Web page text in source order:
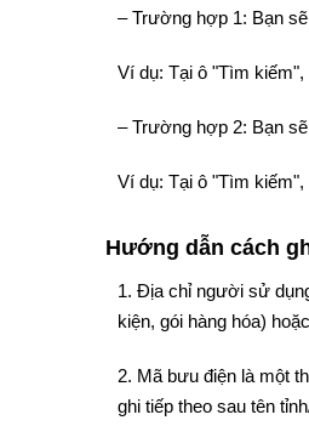
– Trường hợp 1: Bạn
Ví dụ: Tại ô "Tìm
– Trường hợp 2: Bạn
Ví dụ: Tại ô "Tìm
Hướng dẫn cách
1. Địa chỉ người sử
kiện, gói hàng hóa)
2. Mã bưu điện là một
ghi tiếp theo sau tên